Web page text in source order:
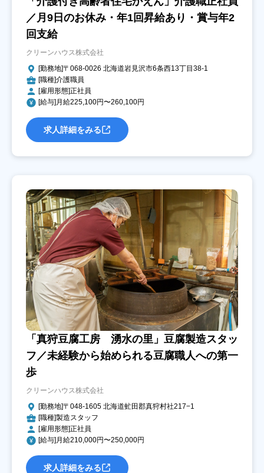
／月9日のお休み・年1回昇給あり・賞与年2
回支給
クリーンハウス株式会社
[勤務地]〒068-0026 北海道岩見沢市6条西13丁目38-1
[職種]介護職員
[雇用形態]正社員
[給与]月給225,100円〜260,100円
求人詳細をみる
「真狩豆腐工房 湧水の里」豆腐製造スタッ
フ／未経験から始められる豆腐職人への第一
歩
クリーンハウス株式会社
[勤務地]〒048-1605 北海道虻田郡真狩村社217−1
[職種]製造スタッフ
[雇用形態]正社員
[給与]月給210,000円〜250,000円
求人詳細をみる